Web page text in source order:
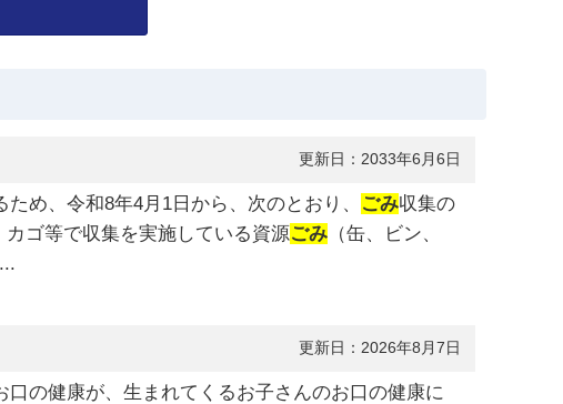
更新日：2033年6月6日
め、令和8年4月1日から、次のとおり、 ごみ収集の
カゴ等で収集を実施している資源ごみ （缶、ビン、
更新日：2026年8月7日
の健康が、生まれてくるお子さんのお口の健康に